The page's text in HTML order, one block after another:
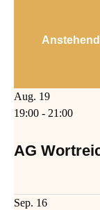
Aug. 19
19:00 - 21:00
AG
Sep. 16